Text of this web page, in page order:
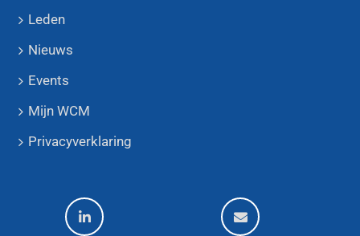
Leden
Nieuws
Events
Mijn WCM
Privacyverklaring